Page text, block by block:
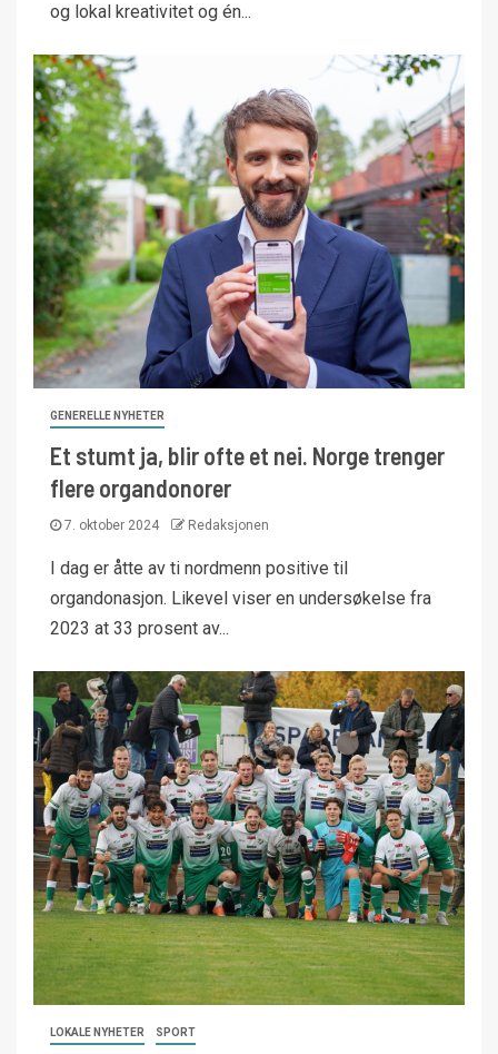
og lokal kreativitet og én...
GENERELLE NYHETER
Et stumt ja, blir ofte et nei. Norge trenger
flere organdonorer
7. oktober 2024 Redaksjonen
I dag er åtte av ti nordmenn positive til
organdonasjon. Likevel viser en undersøkelse fra
2023 at 33 prosent av...
LOKALE NYHETER SPORT